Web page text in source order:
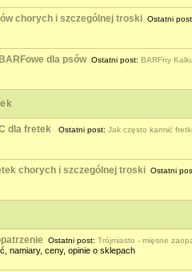
chorych i szczególnej troskiOstatni
dla psówOstatni post: BARFny
dla fretek Ostatni post: Jak często karmić
chorych i szczególnej troskiOstatni
Ostatni post: Trójmiasto - mięsne
namiary, ceny, opinie o sklepach